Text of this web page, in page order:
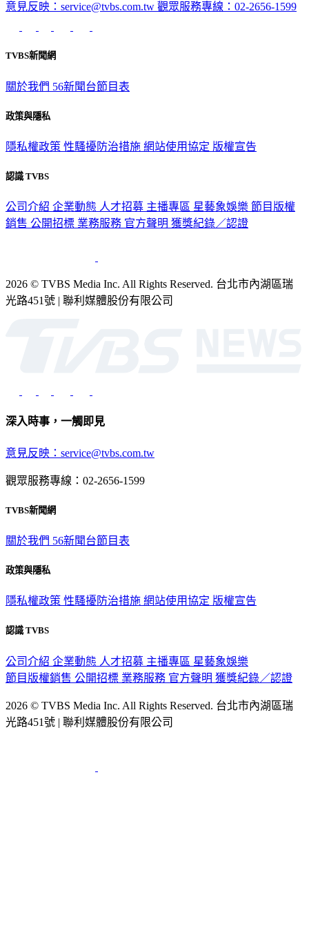
意見反映：service@tvbs.com.tw 觀眾服務專線：02-2656-1599
TVBS新聞網
關於我們 56新聞台節目表
政策與隱私
隱私權政策 性騷擾防治措施 網站使用協定 版權宣告
認識 TVBS
公司介紹 企業動態 人才招募 主播專區 星藝象娛樂 節目版權
銷售 公開招標 業務服務 官方聲明 獲獎紀錄／認證
2026 © TVBS Media Inc. All Rights Reserved. 台北市內湖區瑞
光路451號 | 聯利媒體股份有限公司
深入時事，一觸即見
意見反映：service@tvbs.com.tw
觀眾服務專線：02-2656-1599
TVBS新聞網
關於我們 56新聞台節目表
政策與隱私
隱私權政策 性騷擾防治措施 網站使用協定 版權宣告
認識 TVBS
公司介紹 企業動態 人才招募 主播專區 星藝象娛樂
節目版權銷售 公開招標 業務服務 官方聲明 獲獎紀錄／認證
2026 © TVBS Media Inc. All Rights Reserved. 台北市內湖區瑞
光路451號 | 聯利媒體股份有限公司